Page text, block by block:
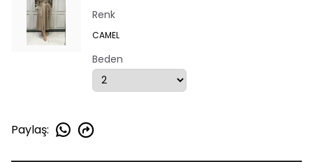
Renk
CAMEL
Beden
Paylaş: